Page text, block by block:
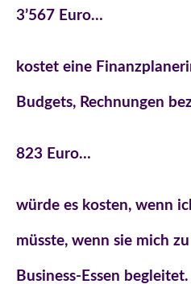
3’567 Euro…
kostet eine
Budgets, Rechnungen
823 Euro…
würde es kosten, wenn
müsste, wenn sie mich
Business-Essen begleitet.